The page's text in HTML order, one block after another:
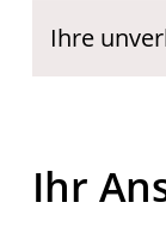
Ihre
Ihr